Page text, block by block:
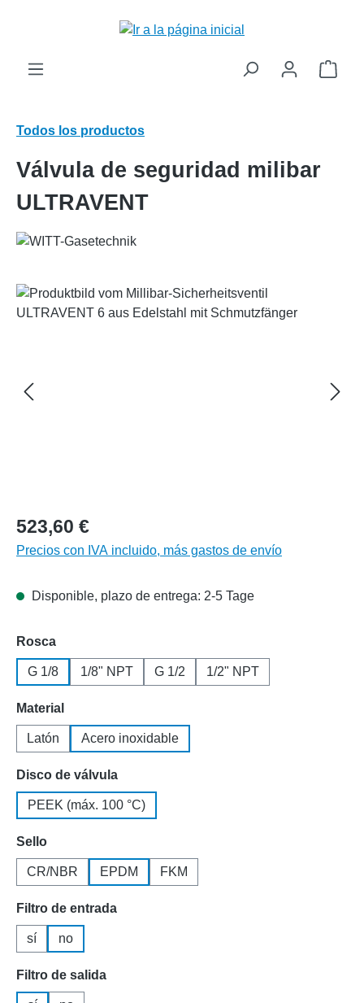
El
Todos los productos
Válvula de seguridad milibar
ULTRAVENT
Omitir galería de imágenes
523,60 €
Precios con IVA incluido, más gastos de envío
Disponible, plazo de entrega: 2-5 Tage
Seleccione
Rosca
G 1/8 1/8" NPT G 1/2 1/2" NPT
Seleccione
Material
Latón Acero inoxidable
Seleccione
Disco de válvula
PEEK (máx. 100 °C)
Seleccione
Sello
CR/NBR EPDM FKM
Seleccione
Filtro de entrada
sí no
Seleccione
Filtro de salida